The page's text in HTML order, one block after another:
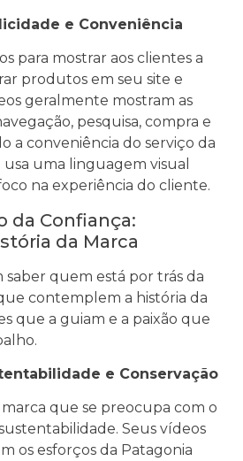
e Conveniência
para mostrar aos clientes a
produtos em seu site e
geralmente mostram as
pesquisa, compra e
a conveniência do serviço da
uma linguagem visual
na experiência do cliente.
da Confiança:
da Marca
quem está por trás da
contemplem a história da
que a guiam e a paixão que
e Conservação
que se preocupa com o
Seus vídeos
os esforços da Patagonia